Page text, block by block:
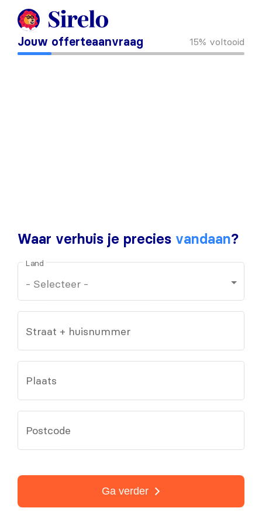
Jouw offerteaanvraag 15% voltooid
Waar verhuis je precies vandaan?
Land
Straat + huisnummer
Plaats
Postcode
Ga verder